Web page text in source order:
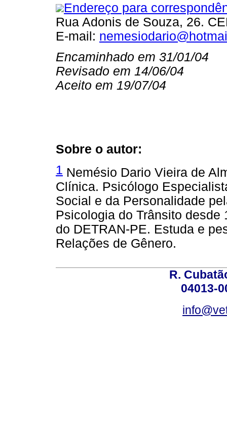
Endereço para
Rua Adonis de Souza, 26.
E-mail:
Encaminhado em 31/01/04
Revisado em 14/06/04
Aceito em 19/07/04
Sobre o autor:
1 Nemésio Dario Vieira de
Clínica. Psicólogo
Social e da Personalidade
Psicologia do Trânsito
do DETRAN-PE. Estuda e
Relações de Gênero.
R.
04013-